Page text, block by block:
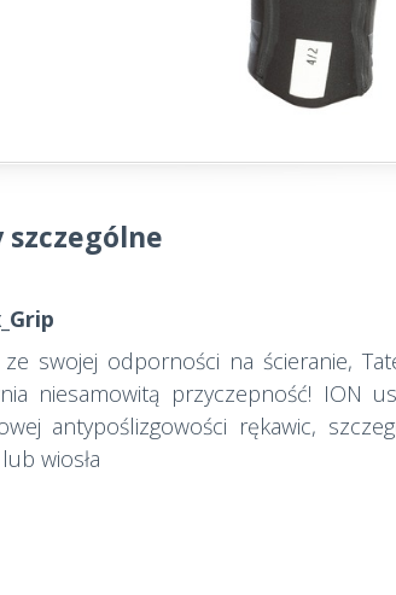
szczególne
ze swojej odporności na ścieranie,
niesamowitą przyczepność! ION
antypoślizgowości rękawic,
wiosła